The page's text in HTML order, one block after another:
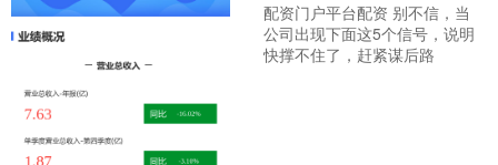
配资门户平台配资 别不信，当
公司出现下面这5个信号，说明
快撑不住了，赶紧谋后路